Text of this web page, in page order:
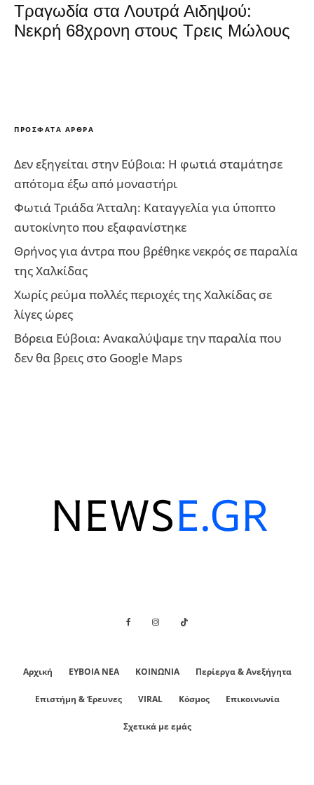
Τραγωδία στα Λουτρά Αιδηψού:
Νεκρή 68χρονη στους Τρεις Μώλους
ΠΡΌΣΦΑΤΑ ΆΡΘΡΑ
Δεν εξηγείται στην Εύβοια: Η φωτιά σταμάτησε
απότομα έξω από μοναστήρι
Φωτιά Τριάδα Άτταλη: Καταγγελία για ύποπτο
αυτοκίνητο που εξαφανίστηκε
Θρήνος για άντρα που βρέθηκε νεκρός σε παραλία
της Χαλκίδας
Χωρίς ρεύμα πολλές περιοχές της Χαλκίδας σε
λίγες ώρες
Βόρεια Εύβοια: Ανακαλύψαμε την παραλία που
δεν θα βρεις στο Google Maps
Αρχική ΕΥΒΟΙΑ ΝΕΑ ΚΟΙΝΩΝΙΑ Περίεργα & Ανεξήγητα
Επιστήμη & Έρευνες VIRAL Κόσμος Επικοινωνία
Σχετικά με εμάς